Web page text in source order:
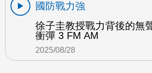
國防戰力強
徐子圭教授戰力背後的無
衝彈 3 FM AM
2025/08/28